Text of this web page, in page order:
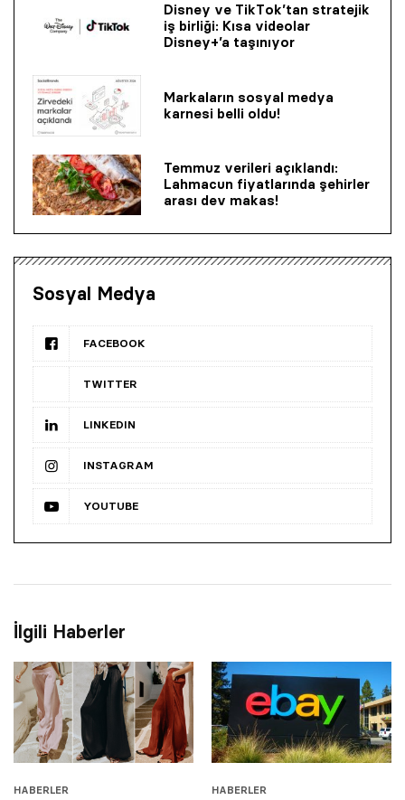
Disney ve TikTok’tan stratejik
iş birliği: Kısa videolar
Disney+’a taşınıyor
Markaların sosyal medya
karnesi belli oldu!
Temmuz verileri açıklandı:
Lahmacun fiyatlarında şehirler
arası dev makas!
Sosyal Medya
FACEBOOK
TWITTER
LINKEDIN
INSTAGRAM
YOUTUBE
İlgili Haberler
HABERLER HABERLER